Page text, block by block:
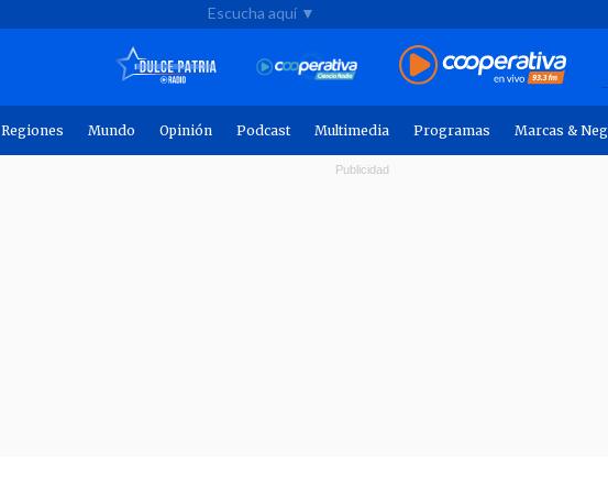
Escucha aquí ▼
Regiones Mundo Opinión Podcast Multimedia Programas Marcas &